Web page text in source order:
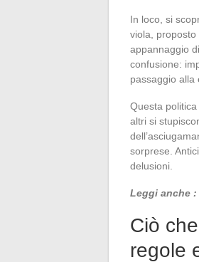
In loco, si
viola, proposto
appannaggio
confusione:
passaggio alla
Questa
altri si
sorprese.
delusioni.
Leggi anche :
Ciò
regole